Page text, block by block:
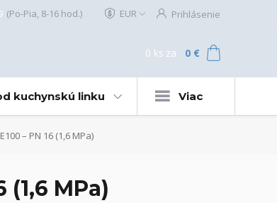
EUR Prihlásenie
(Po-Pia, 8-16 hod.)
0 ks za 0 €
kuchynskú linku Viac
– PN 16 (1,6 MPa)
(1,6 MPa)